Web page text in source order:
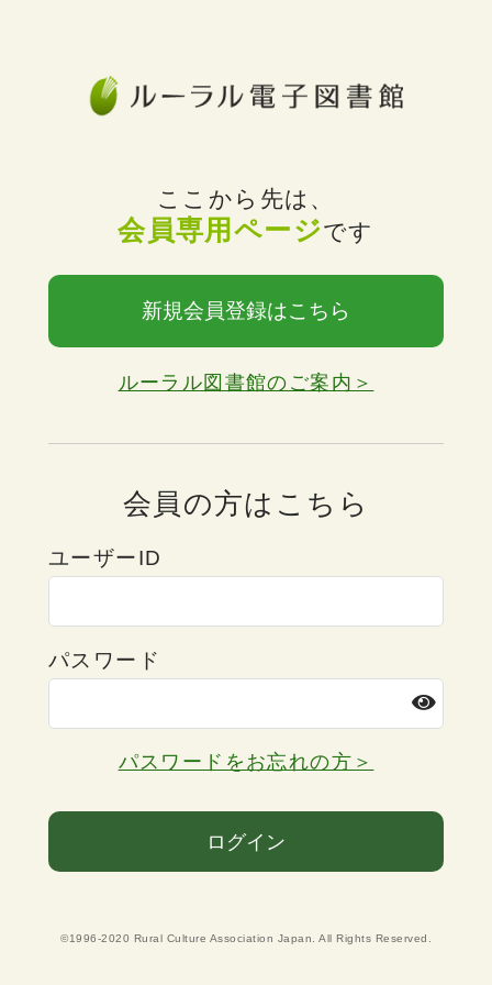
ここから先は、
会員専用ページです
新規会員登録はこちら
ルーラル図書館のご案内＞
会員の方はこちら
ユーザーID
パスワード
パスワードをお忘れの方＞
ログイン
©1996-2020 Rural Culture Association Japan. All Rights Reserved.